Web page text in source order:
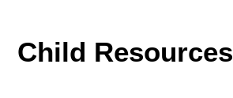
Child Resources